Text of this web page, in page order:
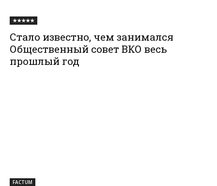
★★★★★
Стало известно, чем занимался
Общественный совет ВКО весь
прошлый год
FACTUM